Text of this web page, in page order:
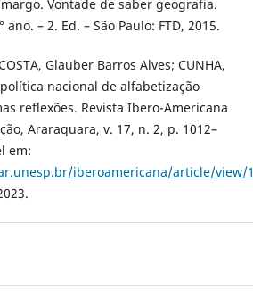
Vontade de saber geografia.
ano. – 2. Ed. – São Paulo: FTD, 2015.
Glauber Barros Alves; CUNHA,
nacional de alfabetização
reflexões. Revista Ibero-Americana
Araraquara, v. 17, n. 2, p. 1012–
em:
iberoamericana/article/view/